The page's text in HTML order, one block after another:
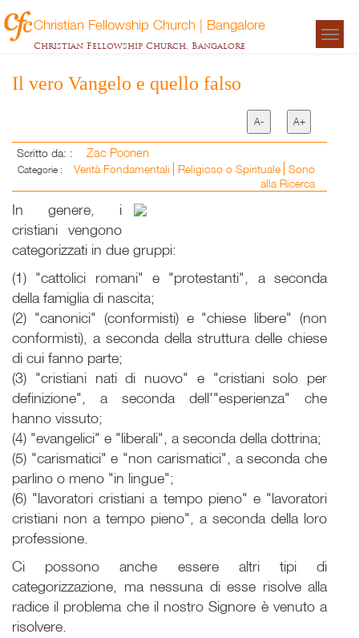
Christian Fellowship Church | Bangalore
Christian Fellowship Church, Bangalore
Il vero Vangelo e quello falso
A- A+
Scritto da: : Zac Poonen
Categorie : Verità Fondamentali Religioso o Spirituale Sono
alla Ricerca
In genere, i
cristiani vengono
categorizzati in due gruppi:
(1) "cattolici romani" e "protestanti", a seconda
della famiglia di nascita;
(2) "canonici" (conformisti) e "chiese libere" (non
conformisti), a seconda della struttura delle chiese
di cui fanno parte;
(3) "cristiani nati di nuovo" e "cristiani solo per
definizione", a seconda dell'"esperienza" che
hanno vissuto;
(4) "evangelici" e "liberali", a seconda della dottrina;
(5) "carismatici" e "non carismatici", a seconda che
parlino o meno "in lingue";
(6) "lavoratori cristiani a tempo pieno" e "lavoratori
cristiani non a tempo pieno", a seconda della loro
professione.
Ci possono anche essere altri tipi di
categorizzazione, ma nessuna di esse risolve alla
radice il problema che il nostro Signore è venuto a
risolvere.